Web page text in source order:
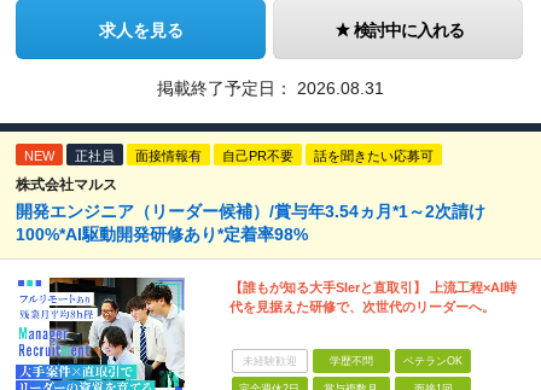
求人を見る 検討中に入れる
掲載終了予定日： 2026.08.31
NEW 正社員 面接情報有 自己PR不要 話を聞きたい応募可
株式会社マルス
開発エンジニア（リーダー候補）/賞与年3.54ヵ月*1～2次請け
100%*AI駆動開発研修あり*定着率98%
【誰もが知る大手SIerと直取引】 上流工程×AI時
代を見据えた研修で、次世代のリーダーへ。
未経験歓迎 学歴不問 ベテランOK